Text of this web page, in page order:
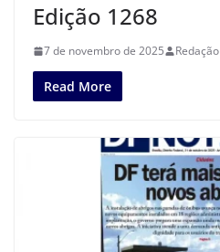
Edição 1268
7 de novembro de 2025 Redação
Read More